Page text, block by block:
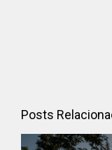
Posts